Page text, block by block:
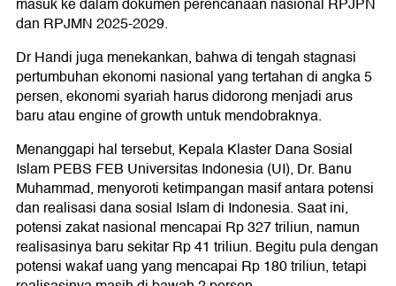
masuk ke dalam dokumen perencanaan nasional RPJPN
dan RPJMN 2025-2029.
Dr Handi juga menekankan, bahwa di tengah stagnasi
pertumbuhan ekonomi nasional yang tertahan di angka 5
persen, ekonomi syariah harus didorong menjadi arus
baru atau engine of growth untuk mendobraknya.
Menanggapi hal tersebut, Kepala Klaster Dana Sosial
Islam PEBS FEB Universitas Indonesia (UI), Dr. Banu
Muhammad, menyoroti ketimpangan masif antara potensi
dan realisasi dana sosial Islam di Indonesia. Saat ini,
potensi zakat nasional mencapai Rp 327 triliun, namun
realisasinya baru sekitar Rp 41 triliun. Begitu pula dengan
potensi wakaf uang yang mencapai Rp 180 triliun, tetapi